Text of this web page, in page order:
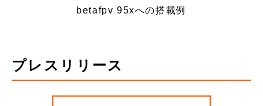
betafpv 95xへの搭載例
プレスリリース